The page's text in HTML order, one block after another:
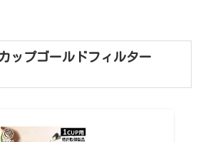
ップゴールドフィルター